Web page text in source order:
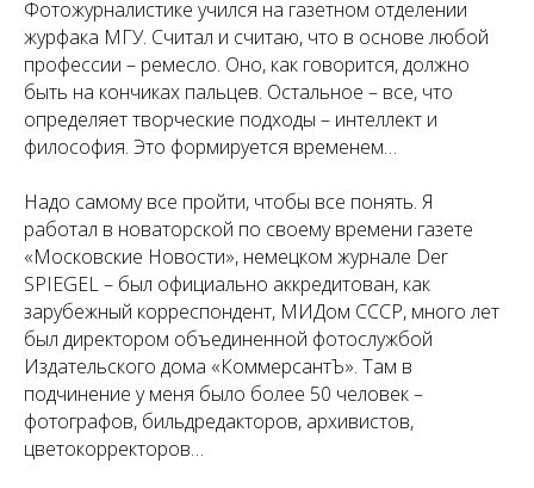
Фотожурналистике учился на газетном отделении
журфака МГУ. Считал и считаю, что в основе любой
профессии – ремесло. Оно, как говорится, должно
быть на кончиках пальцев. Остальное – все, что
определяет творческие подходы – интеллект и
философия. Это формируется временем…
Надо самому все пройти, чтобы все понять. Я
работал в новаторской по своему времени газете
«Московские Новости», немецком журнале Der
SPIEGEL – был официально аккредитован, как
зарубежный корреспондент, МИДом СССР, много лет
был директором объединенной фотослужбой
Издательского дома «КоммерсантЪ». Там в
подчинение у меня было более 50 человек –
фотографов, бильдредакторов, архивистов,
цветокорректоров…